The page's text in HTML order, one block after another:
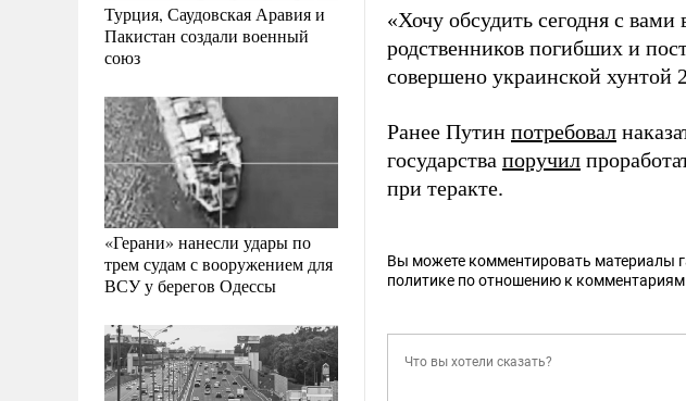
Турция, Саудовская Аравия и
Пакистан создали военный
союз
«Герани» нанесли удары по
трем судам с вооружением для
ВСУ у берегов Одессы
«Хочу обсудить сегодня с
родственников погибших и
совершено украинской хунтой
Ранее Путин потребовал
государства поручил
при теракте.
Вы можете комментировать материалы
политике по отношению к комментариям